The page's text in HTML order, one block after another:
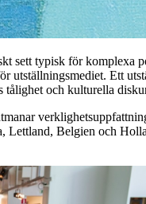
sett typisk för
utställningsmediet. Ett
och kulturella
Belgien och